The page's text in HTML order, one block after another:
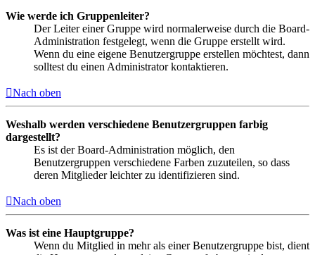
Wie werde ich Gruppenleiter?
Der Leiter einer Gruppe wird normalerweise durch die Board-
Administration festgelegt, wenn die Gruppe erstellt wird.
Wenn du eine eigene Benutzergruppe erstellen möchtest, dann
solltest du einen Administrator kontaktieren.
Nach oben
Weshalb werden verschiedene Benutzergruppen farbig
dargestellt?
Es ist der Board-Administration möglich, den
Benutzergruppen verschiedene Farben zuzuteilen, so dass
deren Mitglieder leichter zu identifizieren sind.
Nach oben
Was ist eine Hauptgruppe?
Wenn du Mitglied in mehr als einer Benutzergruppe bist, dient